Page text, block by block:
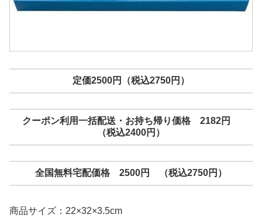
定価2500円（税込2750円）
クーポン利用一括配送・お持ち帰り価格 2182円
（税込2400円）
全国無料宅配価格 2500円 （税込2750円）
商品サイズ：22×32×3.5cm